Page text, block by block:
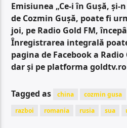
Emisiunea „Ce-i în Gușă, și-
de Cozmin Gușă, poate fi
joi, pe Radio Gold FM,
Înregistrarea integrală
pagina de Facebook a
dar și pe platforma goldtv.ro
Tagged as china cozmin gusa
razboi
romania rusia sua